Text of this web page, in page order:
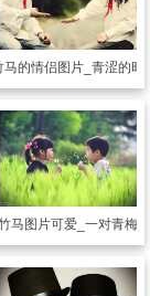
少女
马的情侣图片_青涩的时
恋马图片可爱_一对青梅